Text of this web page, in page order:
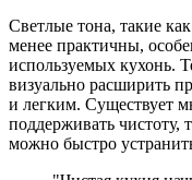
Светлые тона, такие
менее практичны,
используемых кухонь.
визуально расширить
и легким. Существует
поддерживать чистоту,
можно быстро